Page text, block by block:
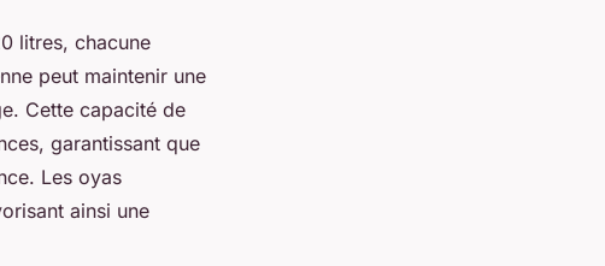
litres, chacune
peut maintenir une
Cette capacité de
garantissant que
Les oyas
ainsi une